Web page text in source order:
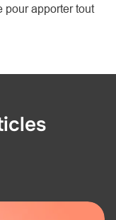
pour apporter tout